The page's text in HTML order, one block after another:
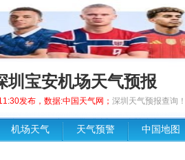
圳宝安机场天气预报
发布，数据:中国天气网； 深圳天气预报查询！
机场天气 天气预警 中国地图